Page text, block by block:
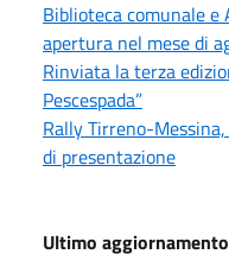
Biblioteca comunale
apertura nel mese di
Rinviata la terza
Pescespada”
Rally Tirreno-
di presentazione
Ultimo aggiornamento